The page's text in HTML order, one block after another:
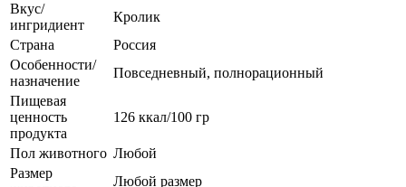
Вкус/
ингридиент
Кролик
Страна
Россия
Особенности/
назначение
Повседневный, полнорационный
Пищевая
ценность
продукта
126 ккал/100 гр
Пол животного Любой
Размер
Любой размер